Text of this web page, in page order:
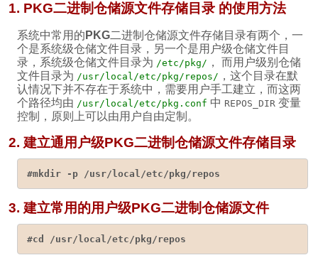
1. PKG二进制仓储源文件存储目录 的使用方法
系统中常用的 PKG二进制仓储源文件存储目录有两个，一
个是系统级仓储文件目录，另一个是用户级仓储文件目
录，系统级仓储文件目录为 /etc/pkg/ ， 而用户级别仓储
文件目录为 /usr/local/etc/pkg/repos/ ，这个目录在默
认情况下并不存在于系统中，需要用户手工建立，而这两
个路径均由 /usr/local/etc/pkg.conf 中 REPOS_DIR 变量
控制，原则上可以由用户自由定制。
2. 建立通用户级PKG二进制仓储源文件存储目录
#mkdir -p /usr/local/etc/pkg/repos
3. 建立常用的用户级PKG二进制仓储源文件
#cd /usr/local/etc/pkg/repos